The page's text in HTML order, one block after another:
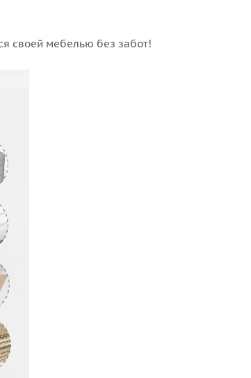
своей мебелью без забот!